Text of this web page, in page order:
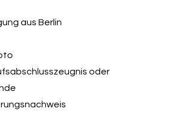
aus Berlin
oder